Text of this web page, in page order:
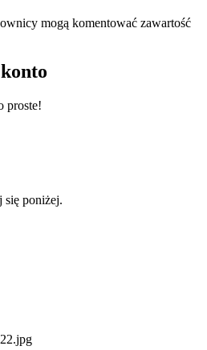
mogą komentować zawartość
proste!
się poniżej.